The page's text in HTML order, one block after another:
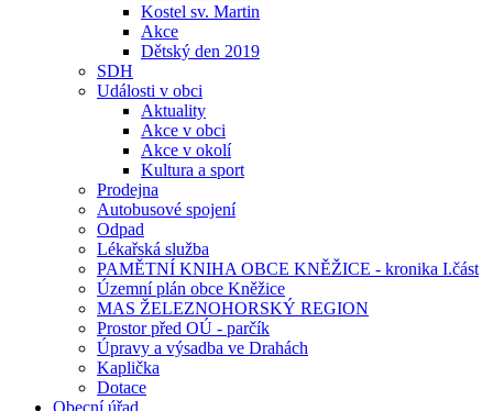
Kostel sv. Martin
Akce
Dětský den 2019
SDH
Události v obci
Aktuality
Akce v obci
Akce v okolí
Kultura a sport
Prodejna
Autobusové spojení
Odpad
Lékařská služba
PAMĚTNÍ KNIHA OBCE KNĚŽICE - kronika I.část
Územní plán obce Kněžice
MAS ŽELEZNOHORSKÝ REGION
Prostor před OÚ - parčík
Úpravy a výsadba ve Drahách
Kaplička
Dotace
Obecní úřad